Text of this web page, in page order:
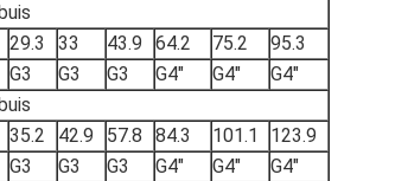
29.3 33 43.9 64.2 75.2
95.3
G3 G3 G3 G4" G4"
G4"
35.2 42.9 57.8 84.3 101.1
123.9
G3 G3 G3 G4" G4"
G4"